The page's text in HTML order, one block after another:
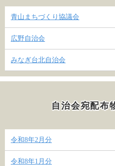
青山まちづくり協議会
広野自治会
みなぎ台北自治会
自治会宛配布
令和8年2月分
令和8年1月分